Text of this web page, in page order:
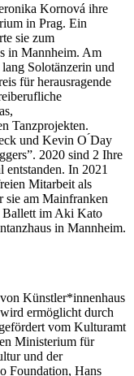
Kornová ihre
in Prag. Ein
sie zum
in Mannheim. Am
Solotänzerin und
für herausragende
Tanzprojekten.
und Kevin O ́Day
2020 sind 2 Ihre
In 2021
Mitarbeit als
sie am Mainfranken
Ballett im Aki Kato
in Mannheim.
Künstler*innenhaus
ermöglicht durch
vom Kulturamt
Ministerium für
und der
Foundation, Hans